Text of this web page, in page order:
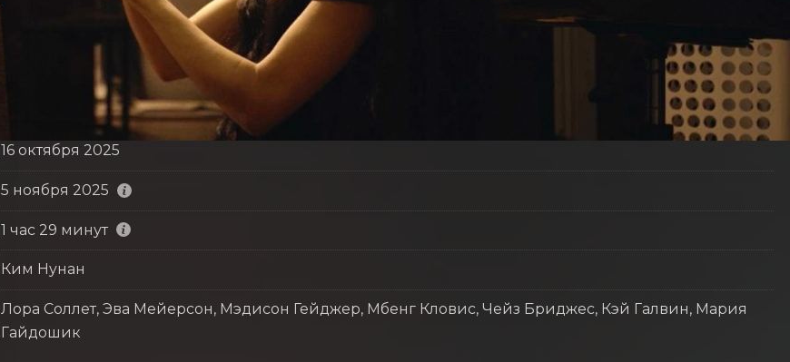
16 октября 2025
5 ноября 2025
1 час 29 минут
Ким Нунан
Лора Соллет, Эва Мейерсон, Мэдисон Гейджер, Мбенг Кловис, Чейз Бриджес, Кэй Галвин, Мария
Гайдошик